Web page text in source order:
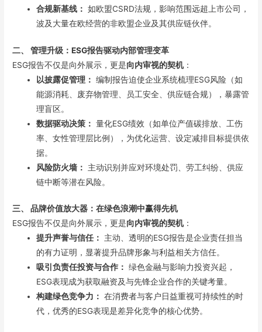
合规新基线： 如欧盟CSRD法规，影响范围远超上市公司，
波及大量在欧经营的非欧盟企业及其供应链伙伴。
二、 管理升级：ESG报告驱动内部管理变革
ESG报告不仅是向外展示，更是向内审视的契机：
以披露促管理： 编制报告迫使企业系统梳理ESG风险（如
能源消耗、废弃物管理、员工安全、供应链合规），暴露管
理盲区。
数据驱动决策： 量化ESG绩效（如单位产值碳排放、工伤
率、女性管理层比例），为优化运营、设定减排目标提供依
据。
风险防火墙：
主动识别并应对环境处罚、劳工纠纷、供应
链中断等潜在风险。
三、 品牌价值放大器：在绿色浪潮中赢得先机
ESG报告不仅是向外展示，更是向内审视的契机：
提升声誉与信任：
主动、透明的ESG报告是企业责任担当
的有力证明，显著提升品牌形象与利益相关方信任。
吸引负责任投资与合作： 绿色金融与影响力投资兴起，
ESG表现成为获取融资及与先锋企业合作的关键考量。
构建绿色竞争力： 在消费者与客户日益重视可持续性的时
代，优秀的ESG表现是差异化竞争的核心优势。